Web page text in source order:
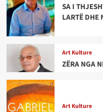
SA I
LARTË DHE
Art Kulture
ZËRA NGA
Art Kulture